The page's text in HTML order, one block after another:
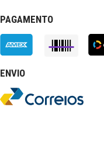
PAGAMENTO
ENVIO